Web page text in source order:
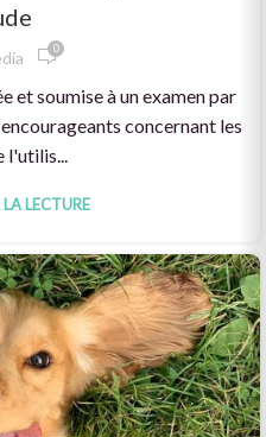
0
et soumise à un examen par
concernant les
l'utilis...
LECTURE